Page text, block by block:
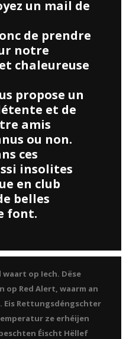
un mail de
de prendre
notre
chaleureuse
propose un
et de
amis
ou non.
ces
insolites
en club
belles
font.
op Iech. Dëse
op Red Alert, waarm an
Rettungsdéngschter
ze erhéijen
Éischt Hëllef